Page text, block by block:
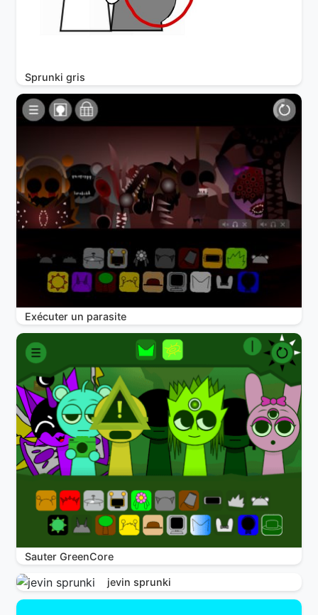
Sprunki gris
Exécuter un parasite
Sauter GreenCore
jevin sprunki